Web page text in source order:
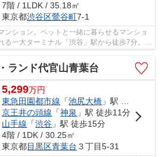
7階 / 1LDK / 35.18㎡
東京都渋谷区鶯谷町7-1
ンション。ペットと一緒に暮らせるマンショ
る一大ターミナル「渋谷」駅から徒歩7分。東
ランド代官山青葉台
5,299万円
東急田園都市線 「池尻大橋 」駅 徒歩10分
京王井の頭線 「神泉 」駅 徒歩11分
山手線 「渋谷 」駅 徒歩15分
4階 / 1DK / 30.25㎡
東京都目黒区青葉台 ３丁目5-31